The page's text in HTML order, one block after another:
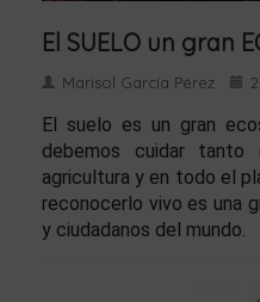
El SUELO un gran
Marisol García Pérez
El suelo es un gran
debemos cuidar
agricultura y en todo el
reconocerlo vivo es una
y ciudadanos del mundo.